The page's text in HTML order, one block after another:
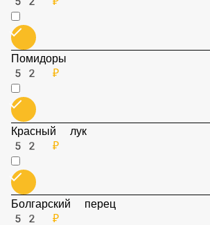
Порция Чоризо
52 ₽
Огурцы